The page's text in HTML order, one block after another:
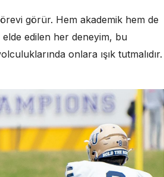
görür. Hem akademik hem de
edilen her deneyim, bu
onlara ışık tutmalıdır.